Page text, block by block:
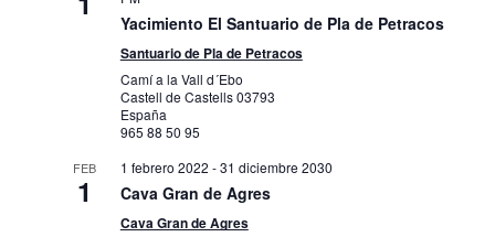
Yacimiento El Santuario de Pla de Petracos
Santuario de Pla de Petracos
Camí a la Vall d´Ebo
Castell de Castells03793
España
965 88 50 95
FEB
1
1 febrero 2022 -31 diciembre 2030
Cava Gran de Agres
Cava Gran de Agres